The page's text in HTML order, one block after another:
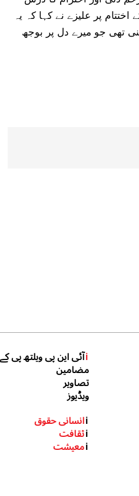
پر علیزے نے کہا کہ یہ
تھی جو میرے دل پر بوجھ
iآئی این پی ویلتھ پی کے
مضامین
تصاویر
ویڈیوز
iانسانی حقوق
iثقافت
iمعیشت